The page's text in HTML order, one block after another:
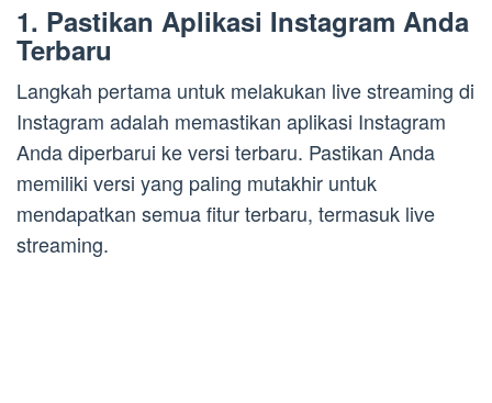
1. Pastikan Aplikasi Instagram Anda
Terbaru
Langkah pertama untuk melakukan live streaming di
Instagram adalah memastikan aplikasi Instagram
Anda diperbarui ke versi terbaru. Pastikan Anda
memiliki versi yang paling mutakhir untuk
mendapatkan semua fitur terbaru, termasuk live
streaming.